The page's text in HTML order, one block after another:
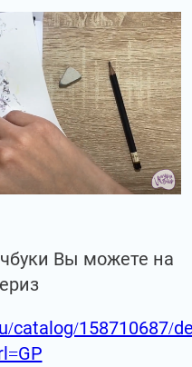
Вы можете на
catalog/158710687/